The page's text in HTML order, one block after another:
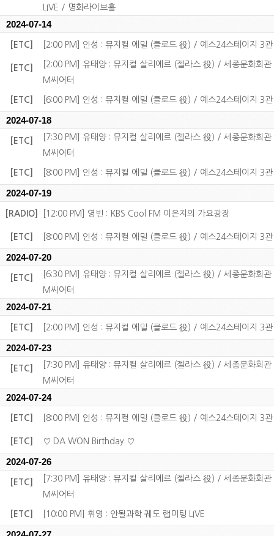
LIVE / 명화라이브홀
2024-07-14
[ETC] [2:00 PM] 인성 : 뮤지컬 에밀 (클로드 役) / 예스24스테이지 3관
[ETC]
[2:00 PM] 유태양 : 뮤지컬 살리에르 (젤라스 役) / 세종문화회관
M씨어터
[ETC] [6:00 PM] 인성 : 뮤지컬 에밀 (클로드 役) / 예스24스테이지 3관
2024-07-18
[ETC]
[7:30 PM] 유태양 : 뮤지컬 살리에르 (젤라스 役) / 세종문화회관
M씨어터
[ETC] [8:00 PM] 인성 : 뮤지컬 에밀 (클로드 役) / 예스24스테이지 3관
2024-07-19
[RADIO] [12:00 PM] 영빈 : KBS Cool FM 이은지의 가요광장
[ETC] [8:00 PM] 인성 : 뮤지컬 에밀 (클로드 役) / 예스24스테이지 3관
2024-07-20
[ETC]
[6:30 PM] 유태양 : 뮤지컬 살리에르 (젤라스 役) / 세종문화회관
M씨어터
2024-07-21
[ETC] [2:00 PM] 인성 : 뮤지컬 에밀 (클로드 役) / 예스24스테이지 3관
2024-07-23
[ETC]
[7:30 PM] 유태양 : 뮤지컬 살리에르 (젤라스 役) / 세종문화회관
M씨어터
2024-07-24
[ETC] [8:00 PM] 인성 : 뮤지컬 에밀 (클로드 役) / 예스24스테이지 3관
[ETC] ♡ DA WON Birthday ♡
2024-07-26
[ETC]
[7:30 PM] 유태양 : 뮤지컬 살리에르 (젤라스 役) / 세종문화회관
M씨어터
[ETC] [10:00 PM] 휘영 : 안될과학 궤도 랩미팅 LIVE